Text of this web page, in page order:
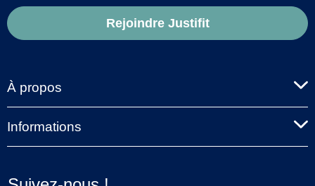
Rejoindre Justifit
À propos
Informations